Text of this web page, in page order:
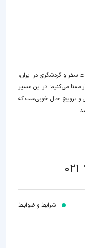
سفر و گردشگری در ایران،
معنا می‌کنیم؛ در این مسیر‍
و ترویج حال خوبی‌ست که
021
شرایط و ضوابـط